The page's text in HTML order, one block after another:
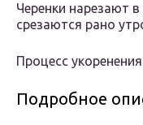
Черенки нарезают
срезаются рано
Процесс
Подробное